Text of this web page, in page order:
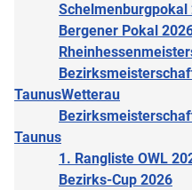
Schelmenburgpokal
Bergener Pokal
TaunusWetterau
Taunus
1. Rangliste OWL
Bezirks-Cup 2026